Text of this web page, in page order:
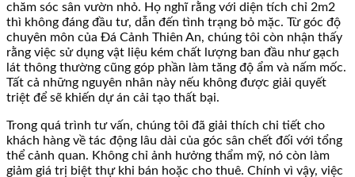
chăm sóc sân vườn nhỏ. Họ nghĩ rằng với diện tích chỉ 2m2
thì không đáng đầu tư, dẫn đến tình trạng bỏ mặc. Từ góc độ
chuyên môn của Đá Cảnh Thiên An, chúng tôi còn nhận thấy
rằng việc sử dụng vật liệu kém chất lượng ban đầu như gạch
lát thông thường cũng góp phần làm tăng độ ẩm và nấm mốc.
Tất cả những nguyên nhân này nếu không được giải quyết
triệt để sẽ khiến dự án cải tạo thất bại.
Trong quá trình tư vấn, chúng tôi đã giải thích chi tiết cho
khách hàng về tác động lâu dài của góc sân chết đối với tổng
thể cảnh quan. Không chỉ ảnh hưởng thẩm mỹ, nó còn làm
giảm giá trị biệt thự khi bán hoặc cho thuê. Chính vì vậy, việc